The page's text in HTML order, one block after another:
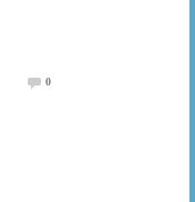
0